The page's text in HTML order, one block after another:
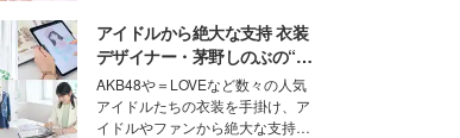
モデル・愛甲ひかりさんと橋下美
好さんを迎えて本音で女子会トー
ク。猛暑のお出かけを快適に過ご
すヒントや、2人が感動した夏の
生理の新常識にも迫りました。
アイドルから絶大な支持 衣装
デザイナー・茅野しのぶの“可
愛い”を作る美学＜「シチズン
クロスシー」インタビュー＞
AKB48や＝LOVEなど数々の人気
アイドルたちの衣装を手掛け、ア
イドルやファンから絶大な支持を